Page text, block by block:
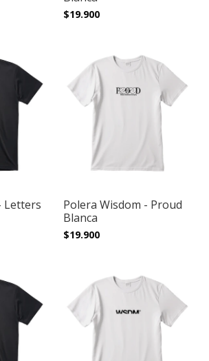
$19.900
Letters
Polera Wisdom - Proud
Blanca
$19.900